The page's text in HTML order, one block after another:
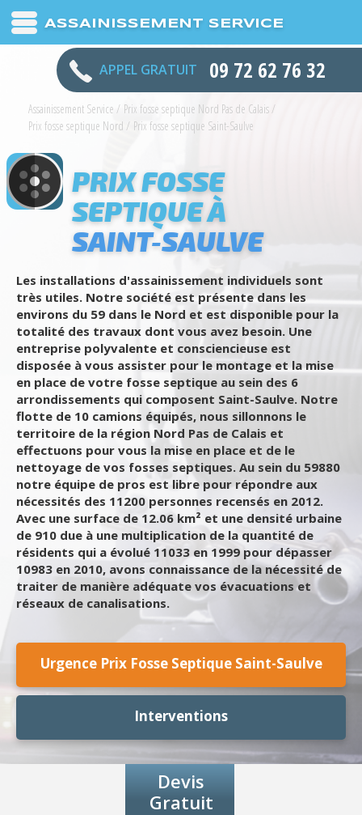
ASSAINISSEMENT SERVICE
APPEL GRATUIT 09 72 62 76 32
Assainissement Service / Prix fosse septique Nord Pas de Calais/
Prix fosse septique Nord / Prix fosse septique Saint-Saulve
PRIX FOSSE
SEPTIQUE À
SAINT-SAULVE
Les installations d'assainissement individuels sont
très utiles. Notre société est présente dans les
environs du 59 dans le Nord et est disponible pour la
totalité des travaux dont vous avez besoin. Une
entreprise polyvalente et consciencieuse est
disposée à vous assister pour le montage et la mise
en place de votre fosse septique au sein des 6
arrondissements qui composent Saint-Saulve. Notre
flotte de 10 camions équipés, nous sillonnons le
territoire de la région Nord Pas de Calais et
effectuons pour vous la mise en place et de le
nettoyage de vos fosses septiques. Au sein du 59880
notre équipe de pros est libre pour répondre aux
nécessités des 11200 personnes recensés en 2012.
Avec une surface de 12.06 km² et une densité urbaine
de 910 due à une multiplication de la quantité de
résidents qui a évolué 11033 en 1999 pour dépasser
10983 en 2010, avons connaissance de la nécessité de
traiter de manière adéquate vos évacuations et
réseaux de canalisations.
Urgence Prix Fosse Septique Saint-Saulve
Interventions
Devis
Gratuit